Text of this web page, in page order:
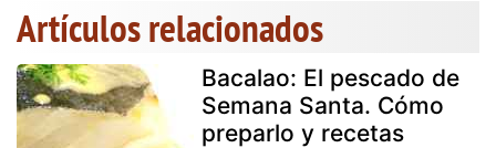
Artículos relacionados
Bacalao: El pescado de
Semana Santa. Cómo
preparlo y recetas